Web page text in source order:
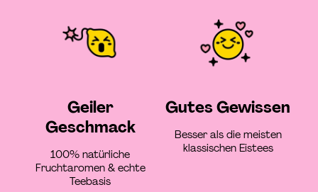
Geiler
Geschmack
100% natürliche
Fruchtaromen & echte
Teebasis
Gutes Gewissen
Besser als die meisten
klassischen Eistees